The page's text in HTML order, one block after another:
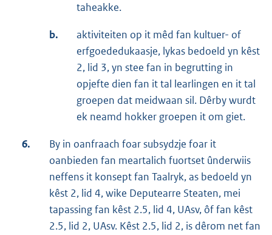
taheakke.
b.
aktiviteiten op it mêd fan kultuer- of
erfgoededukaasje, lykas bedoeld yn kêst
2, lid 3, yn stee fan in begrutting in
opjefte dien fan it tal learlingen en it tal
groepen dat meidwaan sil. Dêrby wurdt
ek neamd hokker groepen it om giet.
6.
By in oanfraach foar subsydzje foar it
oanbieden fan meartalich fuortset ûnderwiis
neffens it konsept fan Taalryk, as bedoeld yn
kêst 2, lid 4, wike Deputearre Steaten, mei
tapassing fan kêst 2.5, lid 4, UAsv, ôf fan kêst
2.5, lid 2, UAsv. Kêst 2.5, lid 2, is dêrom net fan